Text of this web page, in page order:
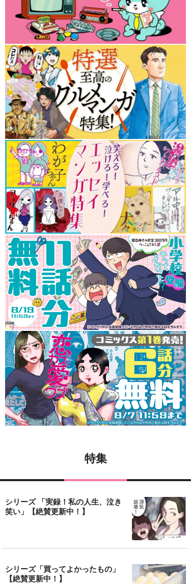
特集
シリーズ 「実録！私の人生、泣き
笑い」【絶賛更新中！】
シリーズ「買ってよかったもの」
【絶賛更新中！】